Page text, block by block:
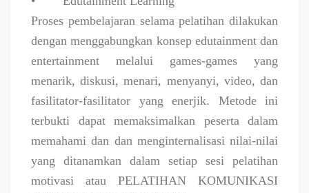
Proses pembelajaran selama pelatihan dilakukan
dengan menggabungkan konsep edutainment dan
entertainment melalui games-games yang
menarik, diskusi, menari, menyanyi, video, dan
fasilitator-fasilitator yang enerjik. Metode ini
terbukti dapat memaksimalkan peserta dalam
memahami dan dan menginternalisasi nilai-nilai
yang ditanamkan dalam setiap sesi pelatihan
motivasi atau PELATIHAN KOMUNIKASI